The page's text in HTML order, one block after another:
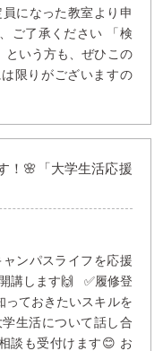
になった教室より申
ご了承ください 「検
いう方も、ぜひこの
限りがございますの
！🌸「大学生活応援
ンパスライフを応援
講します🙌 ✅履修登
っておきたいスキルを
生活について話し合
談も受付けます😊 お